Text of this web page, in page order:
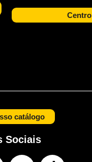
Centro
catálogo
Sociais